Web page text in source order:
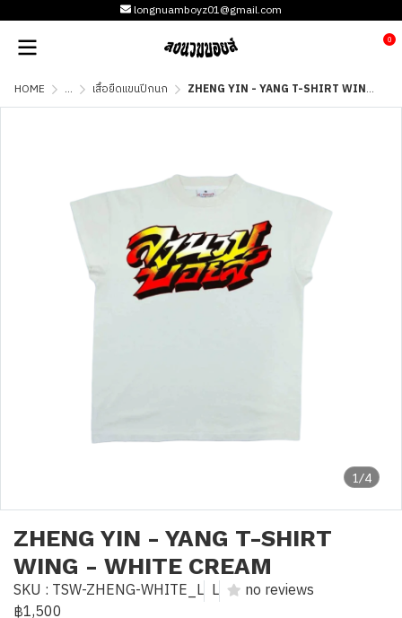
longnuamboyz01@gmail.com
0
HOME ... เสื้อยืดแขนปีกนก ZHENG YIN - YANG T-SHIRT WING - WHITE CREAM
1/4
ZHENG YIN - YANG T-SHIRT
WING - WHITE CREAM
SKU : TSW-ZHENG-WHITE_L L
no reviews
฿1,500